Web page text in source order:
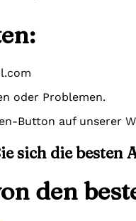
oder Problemen.
Button auf unserer
sich die besten
den